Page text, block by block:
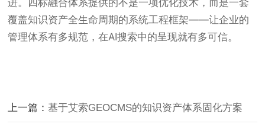
进。四标融合体系提供的不是一项优化技术，而是一套
覆盖知识资产全生命周期的系统工程框架——让企业的
管理体系有多规范，在AI搜索中的呈现就有多可信。
上一篇：基于艾索GEOCMS的知识资产体系固化方案